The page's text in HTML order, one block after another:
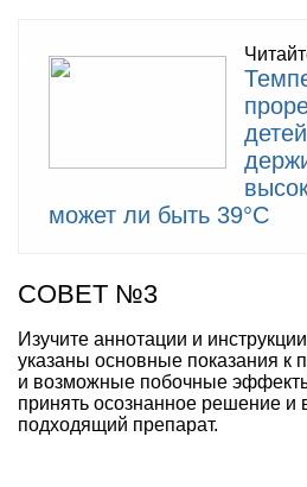
может ли быть 39°С
СОВЕТ №3
Изучите аннотации и
указаны основные показания к
и возможные побочные
принять осознанное решение и
подходящий препарат.